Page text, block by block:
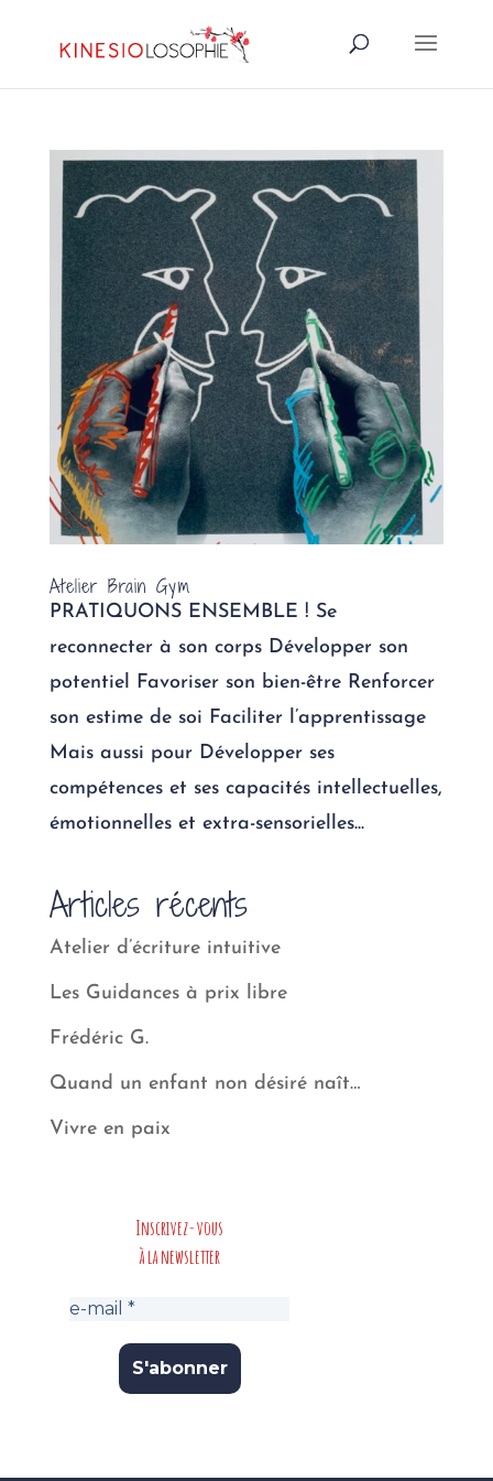
Atelier Brain Gym
PRATIQUONS ENSEMBLE ! Se
reconnecter à son corps Développer son
potentiel Favoriser son bien-être Renforcer
son estime de soi Faciliter l’apprentissage
Mais aussi pour Développer ses
compétences et ses capacités intellectuelles,
émotionnelles et extra-sensorielles...
Articles récents
Atelier d’écriture intuitive
Les Guidances à prix libre
Frédéric G.
Quand un enfant non désiré naît…
Vivre en paix
Inscrivez-vous
à la newsletter